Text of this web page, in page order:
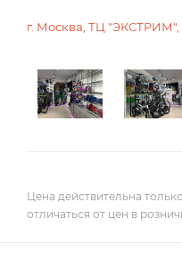
г. Москва, ТЦ "ЭКСТРИМ",
Цена действительна
отличаться от цен в